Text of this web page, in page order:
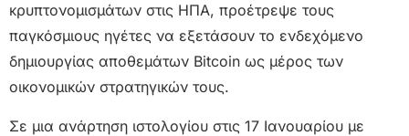
κρυπτονομισμάτων στις ΗΠΑ, προέτρεψε τους
παγκόσμιους ηγέτες να εξετάσουν το ενδεχόμενο
δημιουργίας αποθεμάτων Bitcoin ως μέρος των
οικονομικών στρατηγικών τους.
Σε μια ανάρτηση ιστολογίου στις 17 Ιανουαρίου με